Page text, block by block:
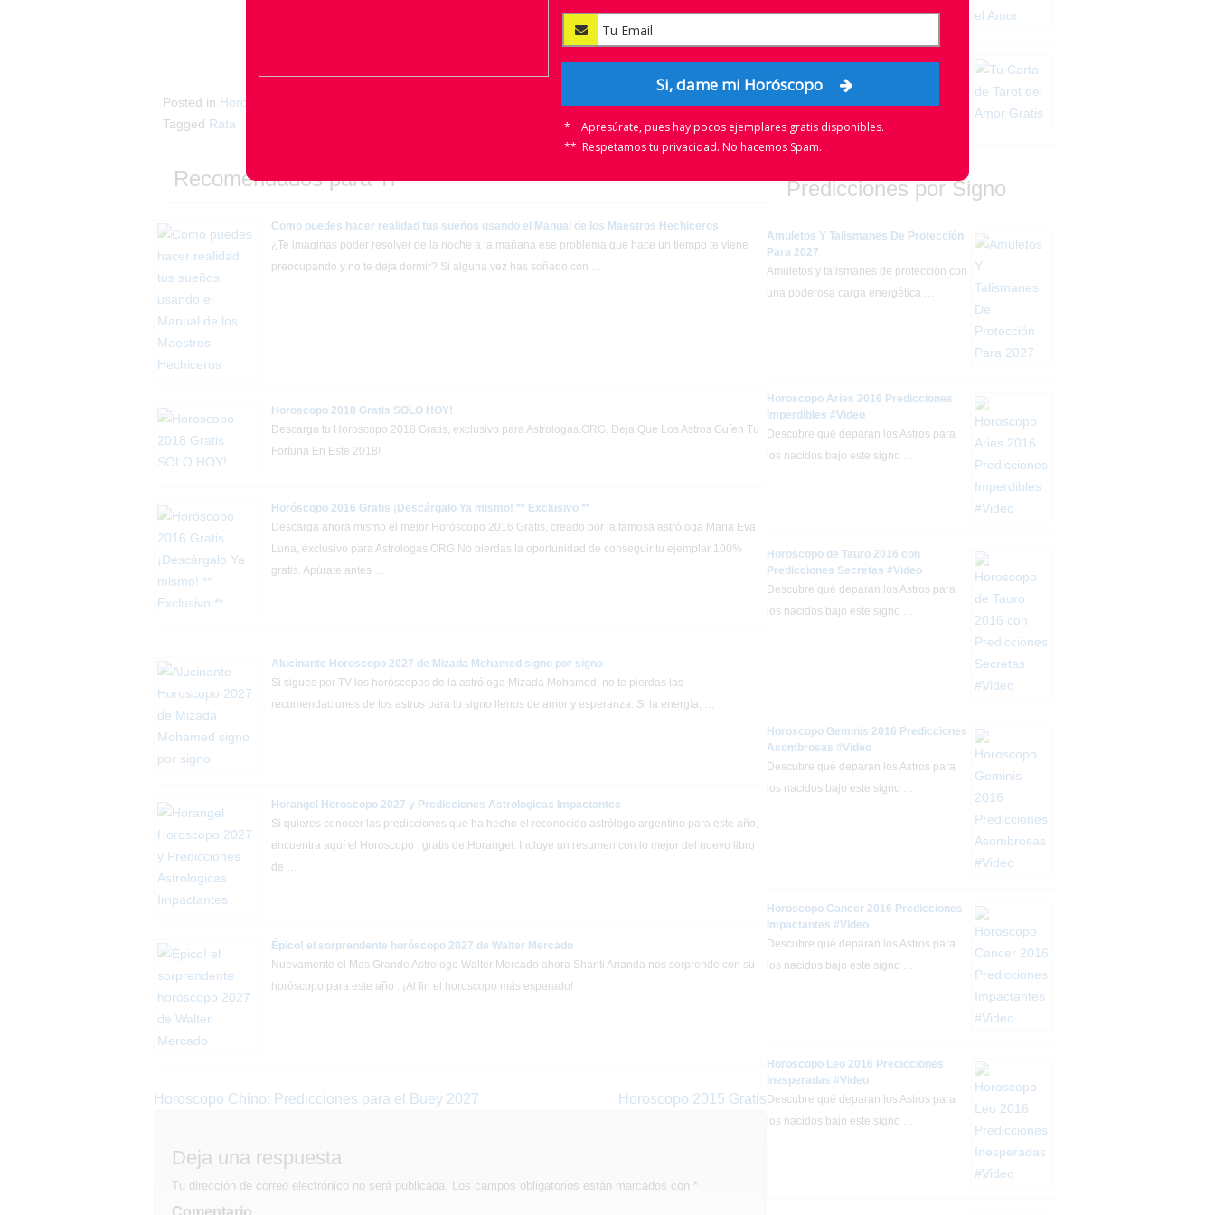
Posted in Horóscopo Chino
Tagged Rata
Recomendados para Ti
Como puedes hacer realidad tus sueños usando el Manual de los Maestros Hechiceros
¿Te imaginas poder resolver de la noche a la mañana ese problema que hace un tiempo te viene
preocupando y no te deja dormir? Si alguna vez has soñado con …
Horoscopo 2018 Gratis SOLO HOY!
Descarga tu Horoscopo 2018 Gratis, exclusivo para Astrologas.ORG. Deja Que Los Astros Guíen Tu
Fortuna En Este 2018!
Horóscopo 2016 Gratis ¡Descárgalo Ya mismo! ** Exclusivo **
Descarga ahora mismo el mejor Horóscopo 2016 Gratis, creado por la famosa astróloga Maria Eva
Luna, exclusivo para Astrologas.ORG No pierdas la oportunidad de conseguir tu ejemplar 100%
gratis. Apúrate antes …
Alucinante Horoscopo 2027 de Mizada Mohamed signo por signo
Si sigues por TV los horóscopos de la astróloga Mizada Mohamed, no te pierdas las
recomendaciones de los astros para tu signo llenos de amor y esperanza. Si la energía, …
Horangel Horoscopo 2027 y Predicciones Astrologicas Impactantes
Si quieres conocer las predicciones que ha hecho el reconocido astrólogo argentino para este año,
encuentra aquí el Horoscopo gratis de Horangel. Incluye un resumen con lo mejor del nuevo libro
de …
Épico! el sorprendente horóscopo 2027 de Walter Mercado
Nuevamente el Mas Grande Astrologo Walter Mercado ahora Shanti Ananda nos sorprende con su
horóscopo para este año . ¡Al fin el horoscopo más esperado!
Navegación
entradas
Horoscopo Chino: Predicciones para el Buey 2027 Horoscopo 2015 Gratis
Deja una respuesta
Tu dirección de correo electrónico no será publicada. Los campos obligatorios están marcados con *
Comentario
Tu Carta de Tarot del Amor Gratis
Si estas buscando una lectura de tu carta
hoy, aquí puedes …
Predicciones por Signo
Amuletos Y Talismanes De Protección
Para 2027
Amuletos y talismanes de protección con
una poderosa carga energética …
Horoscopo Aries 2016 Predicciones
Imperdibles #Video
Descubre qué deparan los Astros para
los nacidos bajo este signo …
Horoscopo de Tauro 2016 con
Predicciones Secretas #Video
Descubre qué deparan los Astros para
los nacidos bajo este signo …
Horoscopo Geminis 2016 Predicciones
Asombrosas #Video
Descubre qué deparan los Astros para
los nacidos bajo este signo …
Horoscopo Cancer 2016 Predicciones
Impactantes #Video
Descubre qué deparan los Astros para
los nacidos bajo este signo …
Horoscopo Leo 2016 Predicciones
Inesperadas #Video
Descubre qué deparan los Astros para
los nacidos bajo este signo …
* Apresúrate, pues hay pocos ejemplares gratis disponibles.
** Respetamos tu privacidad. No hacemos Spam.
Si, dame mi Horóscopo